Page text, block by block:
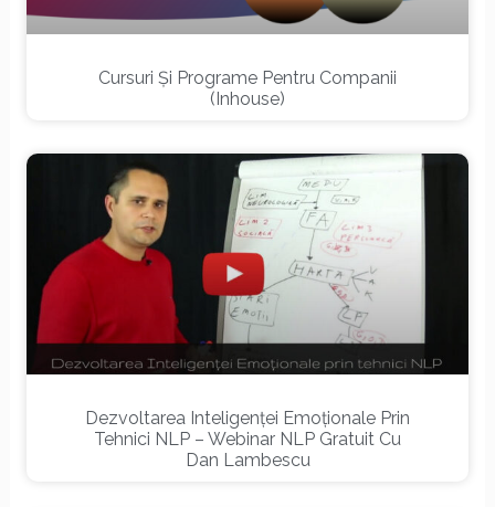
Cursuri Și Programe Pentru Companii
(inhouse)
Dezvoltarea Inteligenței Emoționale Prin
Tehnici NLP – Webinar NLP Gratuit Cu
Dan Lambescu